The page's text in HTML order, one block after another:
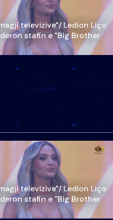
televizive"/ Ledion Liço
stafin e "Big Brother
televizive"/ Ledion Liço
stafin e "Big Brother